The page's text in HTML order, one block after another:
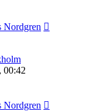
Nordgren
00:42
Nordgren